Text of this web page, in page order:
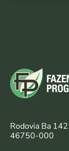
Rodovia Ba
46750-000